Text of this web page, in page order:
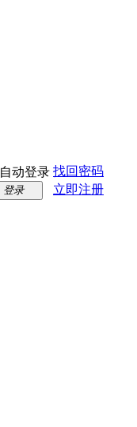
自动登录 找回密码
登录 立即注册